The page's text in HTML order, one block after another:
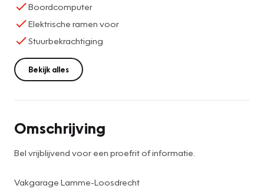
Boordcomputer
Elektrische ramen voor
Stuurbekrachtiging
Bekijk alles
Omschrijving
Bel vrijblijvend voor een proefrit of informatie.
Vakgarage Lamme-Loosdrecht